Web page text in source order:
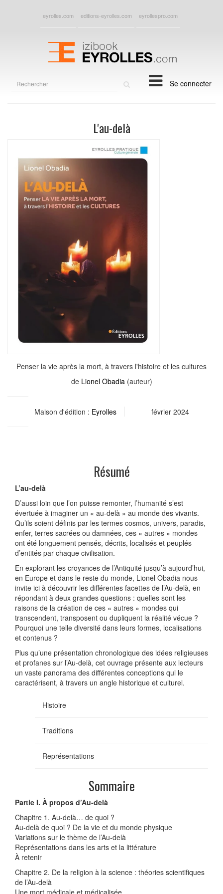
eyrolles.com editions-eyrolles.com eyrollespro.com
Se connecter
L'au-delà
Penser la vie après la mort, à travers l'histoire et les cultures
de Lionel Obadia (auteur)
Maison d'édition : Eyrolles février 2024
Résumé
L’au-delà
D’aussi loin que l’on puisse remonter, l’humanité s’est
évertuée à imaginer un « au-delà » au monde des vivants.
Qu’ils soient définis par les termes cosmos, univers, paradis,
enfer, terres sacrées ou damnées, ces « autres » mondes
ont été longuement pensés, décrits, localisés et peuplés
d’entités par chaque civilisation.
En explorant les croyances de l’Antiquité jusqu’à aujourd’hui,
en Europe et dans le reste du monde, Lionel Obadia nous
invite ici à découvrir les différentes facettes de l’Au-delà, en
répondant à deux grandes questions : quelles sont les
raisons de la création de ces « autres » mondes qui
transcendent, transposent ou dupliquent la réalité vécue ?
Pourquoi une telle diversité dans leurs formes, localisations
et contenus ?
Plus qu’une présentation chronologique des idées religieuses
et profanes sur l’Au-delà, cet ouvrage présente aux lecteurs
un vaste panorama des différentes conceptions qui le
caractérisent, à travers un angle historique et culturel.
Histoire
Traditions
Représentations
Sommaire
Partie I. À propos d’Au-delà
Chapitre 1. Au-delà… de quoi ?
Au-delà de quoi ? De la vie et du monde physique
Variations sur le thème de l’Au-delà
Représentations dans les arts et la littérature
À retenir
Chapitre 2. De la religion à la science : théories scientifiques
de l’Au-delà
Une mort médicale et médicalisée